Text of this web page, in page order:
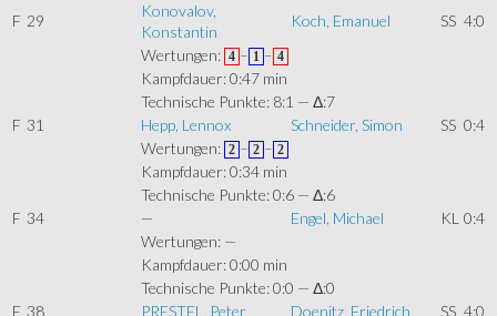
F 29
Konovalov,
Konstantin
Koch, Emanuel SS 4:0
Wertungen: 4 – 1 – 4
Kampfdauer: 0:47 min
Technische Punkte: 8:1 — Δ:7
F 31 Hepp, Lennox Schneider, Simon SS 0:4
Wertungen: 2 – 2 – 2
Kampfdauer: 0:34 min
Technische Punkte: 0:6 — Δ:6
F 34 — Engel, Michael KL 0:4
Wertungen: —
Kampfdauer: 0:00 min
Technische Punkte: 0:0 — Δ:0
F 38 PRESTEL, Peter Doenitz, Friedrich SS 4:0